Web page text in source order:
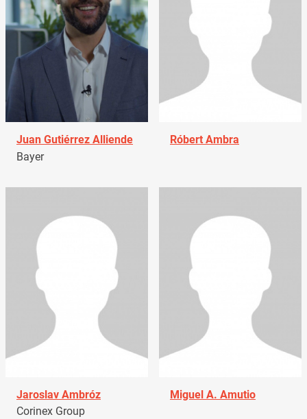
Juan Gutiérrez Alliende
Bayer
Róbert Ambra
Jaroslav Ambróz
Corinex Group
Miguel A. Amutio